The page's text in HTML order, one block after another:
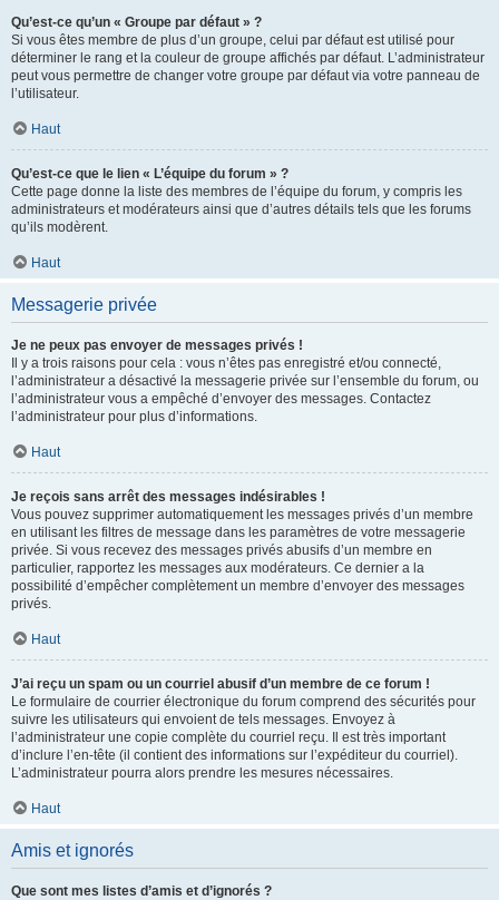
Qu’est-ce qu’un « Groupe par défaut » ?
Si vous êtes membre de plus d’un groupe, celui par défaut est utilisé pour
déterminer le rang et la couleur de groupe affichés par défaut. L’administrateur
peut vous permettre de changer votre groupe par défaut via votre panneau de
l’utilisateur.
Haut
Qu’est-ce que le lien « L’équipe du forum » ?
Cette page donne la liste des membres de l’équipe du forum, y compris les
administrateurs et modérateurs ainsi que d’autres détails tels que les forums
qu’ils modèrent.
Haut
Messagerie privée
Je ne peux pas envoyer de messages privés !
Il y a trois raisons pour cela : vous n’êtes pas enregistré et/ou connecté,
l’administrateur a désactivé la messagerie privée sur l’ensemble du forum, ou
l’administrateur vous a empêché d’envoyer des messages. Contactez
l’administrateur pour plus d’informations.
Haut
Je reçois sans arrêt des messages indésirables !
Vous pouvez supprimer automatiquement les messages privés d’un membre
en utilisant les filtres de message dans les paramètres de votre messagerie
privée. Si vous recevez des messages privés abusifs d’un membre en
particulier, rapportez les messages aux modérateurs. Ce dernier a la
possibilité d’empêcher complètement un membre d’envoyer des messages
privés.
Haut
J’ai reçu un spam ou un courriel abusif d’un membre de ce forum !
Le formulaire de courrier électronique du forum comprend des sécurités pour
suivre les utilisateurs qui envoient de tels messages. Envoyez à
l’administrateur une copie complète du courriel reçu. Il est très important
d’inclure l’en-tête (il contient des informations sur l’expéditeur du courriel).
L’administrateur pourra alors prendre les mesures nécessaires.
Haut
Amis et ignorés
Que sont mes listes d’amis et d’ignorés ?